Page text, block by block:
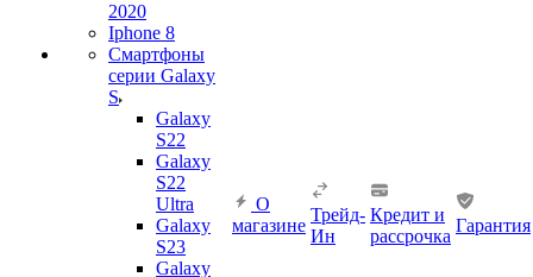
2020
Iphone 8
Смартфоны
серии Galaxy
S
Galaxy
S22
Galaxy
S22
Ultra
Galaxy
S23
Galaxy
О
магазине
Трейд-
Ин
Кредит и
рассрочка
Гарантия